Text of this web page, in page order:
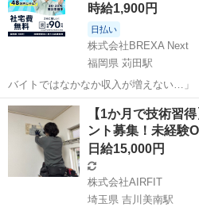
時給1,900円
日払い
株式会社BREXA Next
福岡県 苅田駅
バイトではなかなか収入が増えない…」
い！」 など、とにか…
福岡 苅田駅 その他
【1か月で技術習
ント募集！未経験
日給15,000円
株式会社AIRFIT
埼玉県 吉川美南駅